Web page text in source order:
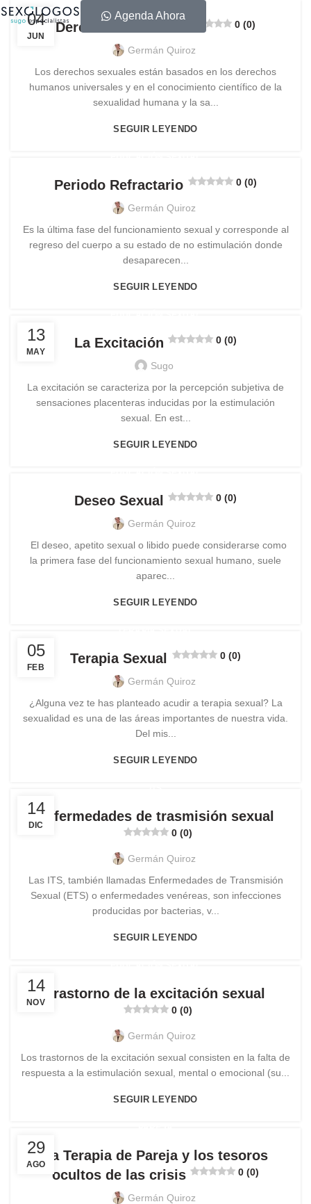
Agenda Ahora
04
JUN
Derechos Sexuales 0 (0)
Germán Quiroz
Los derechos sexuales están basados en los derechos
humanos universales y en el conocimiento científico de la
sexualidad humana y la sa...
SEGUIR LEYENDO
Periodo Refractario 0 (0)
Germán Quiroz
Es la última fase del funcionamiento sexual y corresponde al
regreso del cuerpo a su estado de no estimulación donde
desaparecen...
SEGUIR LEYENDO
13
MAY
La Excitación 0 (0)
Sugo
La excitación se caracteriza por la percepción subjetiva de
sensaciones placenteras inducidas por la estimulación
sexual. En est...
SEGUIR LEYENDO
Deseo Sexual 0 (0)
Germán Quiroz
El deseo, apetito sexual o libido puede considerarse como
la primera fase del funcionamiento sexual humano, suele
aparec...
SEGUIR LEYENDO
05
FEB
Terapia Sexual 0 (0)
Germán Quiroz
¿Alguna vez te has planteado acudir a terapia sexual? La
sexualidad es una de las áreas importantes de nuestra vida.
Del mis...
SEGUIR LEYENDO
14
DIC
Enfermedades de trasmisión sexual
0 (0)
Germán Quiroz
Las ITS, también llamadas Enfermedades de Transmisión
Sexual (ETS) o enfermedades venéreas, son infecciones
producidas por bacterias, v...
SEGUIR LEYENDO
14
NOV
Trastorno de la excitación sexual
0 (0)
Germán Quiroz
Los trastornos de la excitación sexual consisten en la falta de
respuesta a la estimulación sexual, mental o emocional (su...
SEGUIR LEYENDO
29
AGO
La Terapia de Pareja y los tesoros
ocultos de las crisis
0 (0)
Germán Quiroz